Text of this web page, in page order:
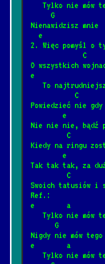
* Nie płacz
* Shine On
Wish you
12/4/2024[Pink
Gdybym
1/27/2025
8/2/2026 [Ramones]
Zapada zmrok
12/20/2025
Tylko nie mów
     G
Nienawidzisz mnie
e
2. Więc pomyśl o
O wszystkich
e
To
C
Powiedzieć nie
e
Nie nie nie, bądź
C
Kiedy na ringu
e
Tak tak tak, za
C
Swoich tatusiów i
Ref.:
e        a
Tylko nie mów
G
Nigdy nie mów tego
e        a
Tylko nie mów